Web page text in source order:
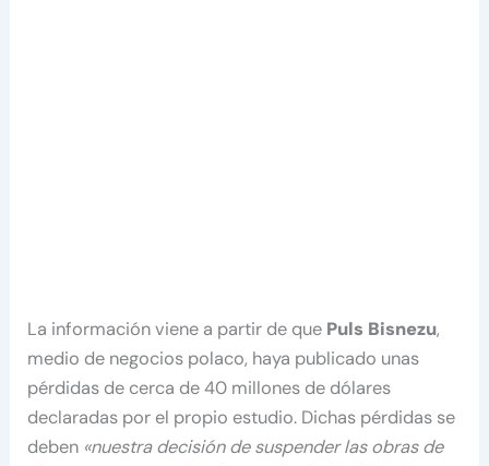
La información viene a partir de que Puls Bisnezu,
medio de negocios polaco, haya publicado unas
pérdidas de cerca de 40 millones de dólares
declaradas por el propio estudio. Dichas pérdidas se
deben «nuestra decisión de suspender las obras de